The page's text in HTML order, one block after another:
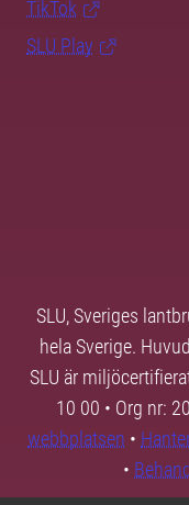
TikTok
SLU Play
SLU, Sveriges
hela Sverige.
SLU är
10 00 • Org nr:
webbplatsen •
•